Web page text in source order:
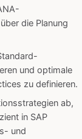
die Planung
und optimale
zu definieren.
ab,
in SAP
und